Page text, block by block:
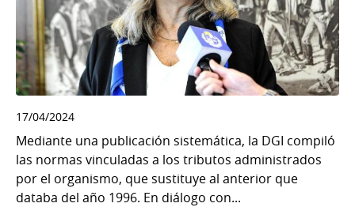
17/04/2024
Mediante una publicación sistemática, la DGI compiló
las normas vinculadas a los tributos administrados
por el organismo, que sustituye al anterior que
databa del año 1996. En diálogo con...